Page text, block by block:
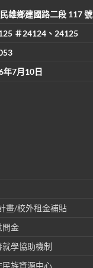
雄鄉建國路二段 117 號
＃24124、24125
年7月10日
畫/校外租金補貼
問金
學協助機制
族資源中心